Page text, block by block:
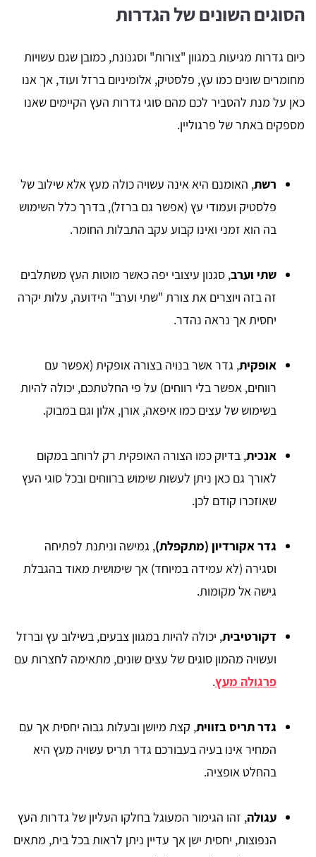
הסוגים השונים של הגדרות
כיום גדרות מגיעות במגוון "צורות" וסגנונת, כמובן שגם עשויות
מחומרים שונים כמו עץ, פלסטיק, אלומיניום ברזל ועוד, אך אנו
כאן על מנת להסביר לכם מהם סוגי גדרות העץ הקיימים שאנו
מספקים באתר של פרגוליין.
רשת, האומנם היא אינה עשויה כולה מעץ אלא שילוב של
פלסטיק ועמודי עץ (אפשר גם ברזל), בדרך כלל השימוש
בה הוא זמני ואינו קבוע עקב התבלות החומר.
שתי וערב, סגנון עיצובי יפה כאשר מוטות העץ משתלבים
זה בזה ויוצרים את צורת "שתי וערב" הידועה, עלות יקרה
יחסית אך נראה נהדר.
אופקית, גדר אשר בנויה בצורה אופקית (אפשר עם
רווחים, אפשר בלי רווחים) על פי החלטתכם, יכולה להיות
בשימוש של עצים כמו איפאה, אורן, אלון וגם במבוק.
אנכית, בדיוק כמו הצורה האופקית רק לרוחב במקום
לאורך גם כאן ניתן לעשות שימוש ברווחים ובכל סוגי העץ
שאוזכרו קודם לכן.
גדר אקורדיון (מתקפלת), גמישה וניתנת לפתיחה
וסגירה (לא עמידה במיוחד) אך שימושית מאוד בהגבלת
גישה אל מקומות.
דקורטיבית, יכולה להיות במגוון צבעים, בשילוב עץ וברזל
ועשויה מהמון סוגים של עצים שונים, מתאימה לחצרות עם
פרגולה מעץ.
גדר תריס בזווית, קצת מיושן ובעלות גבוה יחסית אך עם
המחיר אינו בעיה בעבורכם גדר תריס עשויה מעץ היא
בהחלט אופציה.
עגולה, זהו הגימור המעוגל בחלקו העליון של גדרות העץ
הנפוצות, יחסית ישן אך עדיין ניתן לראות בכל בית, מתאים